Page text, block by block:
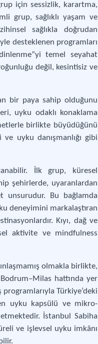
için sessizlik, karartma,
grup, sağlıklı yaşam ve
sağlıkla doğrudan
desteklenen programları
temel seyahat
değil, kesintisiz ve
bir paya sahip olduğunu
uyku odaklı konaklama
birlikte büyüdüğünü
uyku danışmanlığı gibi
İlk grup, küresel
şehirlerde, uyaranlardan
unsurudur. Bu bağlamda
deneyimini markalaştıran
Kıyı, dağ ve
aktivite ve mindfulness
olmakla birlikte,
hattında yer
Türkiye’deki
uyku kapsülü ve mikro-
İstanbul Sabiha
ve işlevsel uyku imkânı